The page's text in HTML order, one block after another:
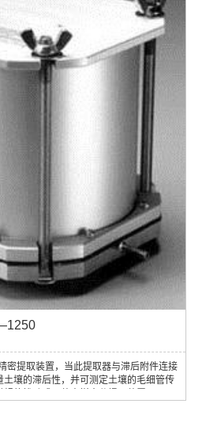
密提取装置，当此提取器与滞后附件连接
壤的滞后性，并可测定土壤的毛细管传